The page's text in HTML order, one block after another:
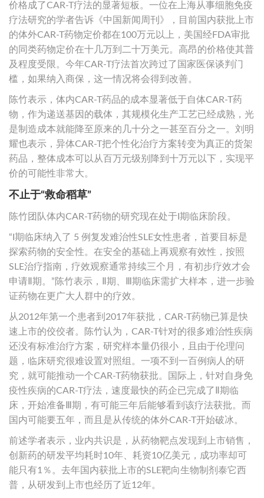
价格成了CAR-T疗法的显著短板。一位在上海从事细胞免疫
疗法研究的学者告诉《中国新闻周刊》，目前国内获批上市
的体外CAR-T药物定价都在100万元以上，美国经FDA审批
的同类药物定价在十几万到二十万美元。高昂的价格使其普
及程度受限。今年CAR-T疗法首次跨过了国家医保谈判门
槛，如果纳入商保，这一情况将会得到改善。
陈竹表示，体内CAR-T药品的成本显著低于自体CAR-T药
物，作为递送基因的载体，其规模化生产工艺已经成熟，光
是制造成本就能降至原来的几十分之一甚至百分之一。刘明
耀也表示，异体CAR-T把个性化治疗方案转变为真正的货架
药品，整体成本可以从百万元级别降到十万元以下，实现平
价的可能性非常大。
不止于“救命稻草”
陈竹团队体内CAR-T药物的研究现在处于I期临床阶段。
“I期临床纳入了 5 例复发难治性SLE女性患者，首要目标是
探索药物的安全性。在安全的基础上再观察有效性，按照
SLE治疗指南，疗效观察通常持续三个月，有初步疗效才会
申请Ⅱ期。”陈竹表示，Ⅱ期、Ⅲ期临床需扩大样本，进一步验
证药物在更广大人群中的疗效。
从2012年第一个患者到2017年获批，CAR-T药物已算是快
速上市的佼佼者。陈竹认为，CAR-T针对的很多难治性疾病
还没有标准治疗方案，研究样本量仍很小，且由于伦理问
题，临床研究很难设置对照组。一项不到一百例病人的研
究，就可能推动一个CAR-T药物获批。国际上，针对自身免
疫性疾病的CAR-T疗法，速度最快的药企已完成了Ⅱ期临
床，开始准备Ⅲ期，有可能三年后能够看到该疗法获批。而
国内可能要五年，而且是从传统的体外CAR-T开始破冰。
前述学者表示，业内共识是，从药物靶点发现到上市销售，
创新药的研发平均耗时10年、耗资10亿美元，成功率却可
能只有1％。去年国内获批上市的SLE靶向生物制剂泰它西
普，从研发到上市也经历了近12年。